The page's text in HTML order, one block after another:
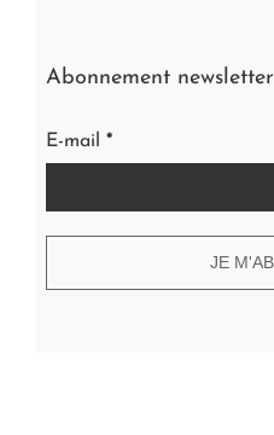
Abonnement newsletter
E-mail *